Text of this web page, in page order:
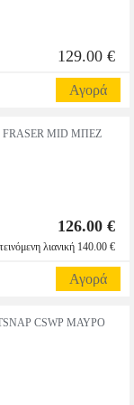
129.00 €
Αγορά
MID ΜΠΕΖ
126.00 €
λιανική 140.00 €
Αγορά
CSWP ΜΑΥΡΟ